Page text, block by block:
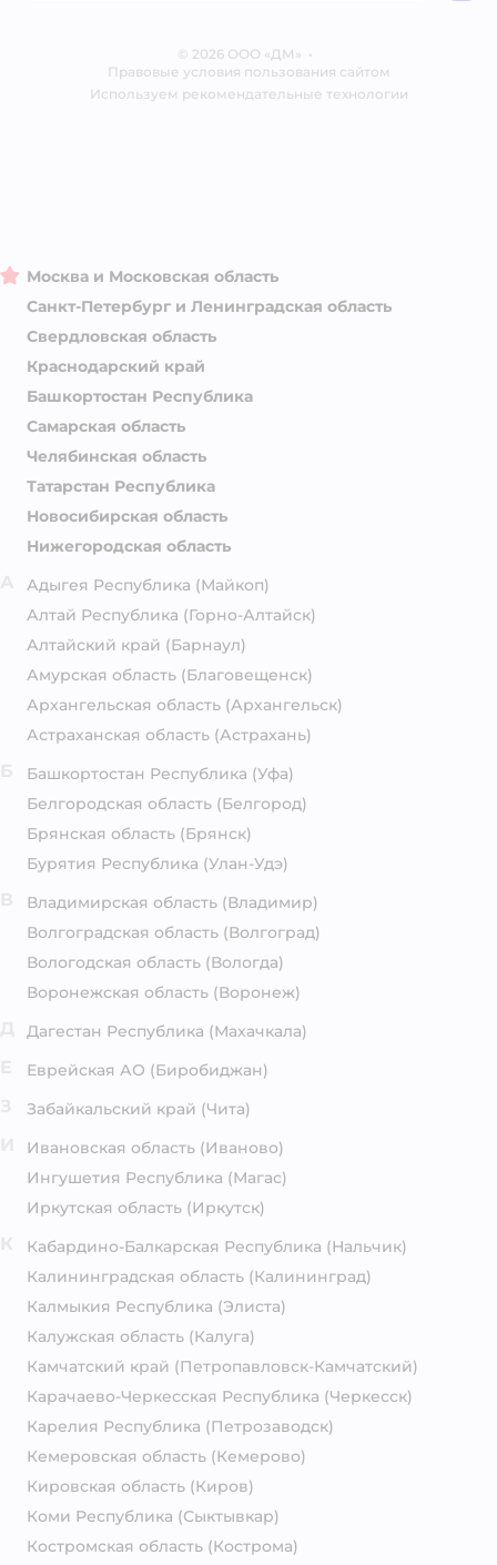
Блог
© 2026 ООО «ДМ» •
Правовые условия пользования сайтом
Используем рекомендательные технологии
Москва и Московская область
Санкт-Петербург и Ленинградская область
Свердловская область
Краснодарский край
Башкортостан Республика
Самарская область
Челябинская область
Татарстан Республика
Новосибирская область
Нижегородская область
Адыгея Республика (Майкоп)
Алтай Республика (Горно-Алтайск)
Алтайский край (Барнаул)
Амурская область (Благовещенск)
Архангельская область (Архангельск)
Астраханская область (Астрахань)
Башкортостан Республика (Уфа)
Белгородская область (Белгород)
Брянская область (Брянск)
Бурятия Республика (Улан-Удэ)
Владимирская область (Владимир)
Волгоградская область (Волгоград)
Вологодская область (Вологда)
Воронежская область (Воронеж)
Дагестан Республика (Махачкала)
Еврейская АО (Биробиджан)
Забайкальский край (Чита)
Ивановская область (Иваново)
Ингушетия Республика (Магас)
Иркутская область (Иркутск)
Кабардино-Балкарская Республика (Нальчик)
Калининградская область (Калининград)
Калмыкия Республика (Элиста)
Калужская область (Калуга)
Камчатский край (Петропавловск-Камчатский)
Карачаево-Черкесская Республика (Черкесск)
Карелия Республика (Петрозаводск)
Кемеровская область (Кемерово)
Кировская область (Киров)
Коми Республика (Сыктывкар)
Костромская область (Кострома)